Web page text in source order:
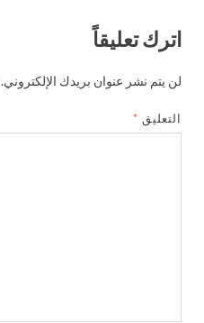
اترك تعليقاً
لن يتم نشر عنوان بريدك الإلكتروني.
التعليق *